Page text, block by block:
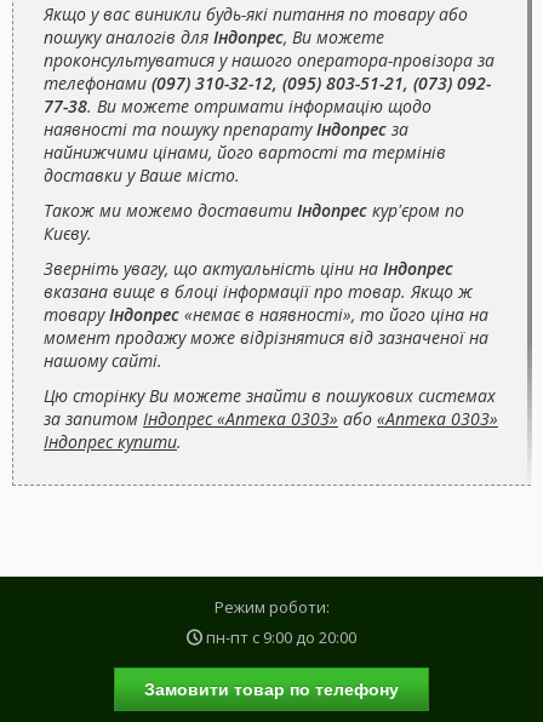
Якщо у вас виникли будь-які питання по товару або
пошуку аналогів для Індопрес, Ви можете
проконсультуватися у нашого оператора-провізора за
телефонами (097) 310-32-12, (095) 803-51-21, (073) 092-
77-38. Ви можете отримати інформацію щодо
наявності та пошуку препаратуІндопрес за
найнижчими цінами, його вартості та термінів
доставки у Ваше місто.
Також ми можемо доставити Індопрес кур'єром по
Києву.
Зверніть увагу, що актуальність ціни на Індопрес
вказана вище в блоці інформації про товар. Якщо ж
товаруІндопрес «немає в наявності», то його ціна на
момент продажу може відрізнятися від зазначеної на
нашому сайті.
Цю сторінку Ви можете знайти в пошукових системах
за запитом Індопрес «Аптека 0303» або «Аптека 0303»
Індопрес купити.
Режим роботи:
пн-пт с 9:00 до 20:00
Замовити товар по телефону